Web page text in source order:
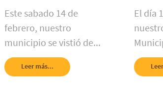
Este sabado 14 de
febrero, nuestro
municipio se vistió de...
Leer más...
El día